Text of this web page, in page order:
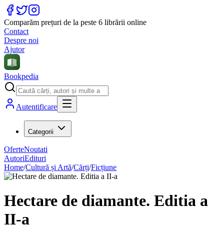
Comparăm prețuri de la peste 6 librării online
Contact
Despre noi
Ajutor
Bookpedia
Autentificare
Categorii
OferteNoutati
AutoriEdituri
Home/Cultură și Artă/Cărți/Ficțiune
Hectare de diamante. Editia a
II-a